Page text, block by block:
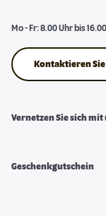
Mo - Fr: 8.00 Uhr bis
Kontaktieren
Vernetzen Sie sich mit
Geschenkgutschein